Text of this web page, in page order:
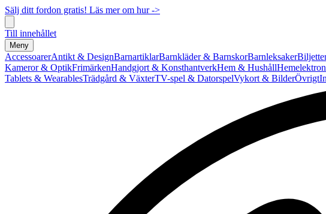
Sälj ditt fordon gratis! Läs mer om hur ->
Till innehållet
Meny
AccessoarerAntikt & DesignBarnartiklarBarnkläder & BarnskorBarnleksaker
Kameror & OptikFrimärkenHandgjort & KonsthantverkHem & Hushåll
Tablets & WearablesTrädgård & VäxterTV-spel & DatorspelVykort & BilderÖvrigt